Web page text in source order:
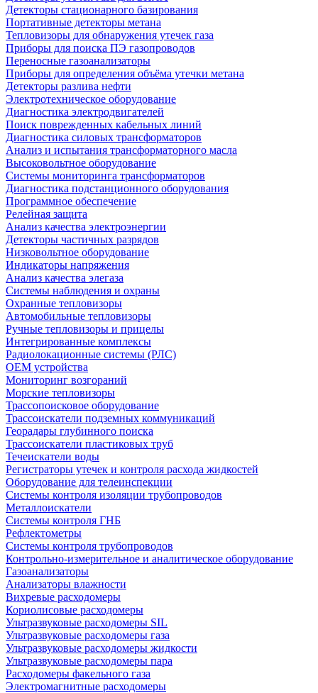
Детекторы стационарного базирования
Портативные детекторы метана
Тепловизоры для обнаружения утечек газа
Приборы для поиска ПЭ газопроводов
Переносные газоанализаторы
Приборы для определения объёма утечки метана
Детекторы разлива нефти
Электротехническое оборудование
Диагностика электродвигателей
Поиск поврежденных кабельных линий
Диагностика силовых трансформаторов
Анализ и испытания трансформаторного масла
Высоковольтное оборудование
Системы мониторинга трансформаторов
Диагностика подстанционного оборудования
Программное обеспечение
Релейная защита
Анализ качества электроэнергии
Детекторы частичных разрядов
Низковольтное оборудование
Индикаторы напряжения
Анализ качества элегаза
Системы наблюдения и охраны
Охранные тепловизоры
Автомобильные тепловизоры
Ручные тепловизоры и прицелы
Интегрированные комплексы
Радиолокационные системы (РЛС)
OEM устройства
Мониторинг возгораний
Морские тепловизоры
Трассопоисковое оборудование
Трассоискатели подземных коммуникаций
Георадары глубинного поиска
Трассоискатели пластиковых труб
Течеискатели воды
Регистраторы утечек и контроля расхода жидкостей
Оборудование для телеинспекции
Cистемы контроля изоляции трубопроводов
Металлоискатели
Системы контроля ГНБ
Рефлектометры
Системы контроля трубопроводов
Контрольно-измерительное и аналитическое оборудование
Газоанализаторы
Анализаторы влажности
Вихревые расходомеры
Кориолисовые расходомеры
Ультразвуковые расходомеры SIL
Ультразвуковые расходомеры газа
Ультразвуковые расходомеры жидкости
Ультразвуковые расходомеры пара
Расходомеры факельного газа
Электромагнитные расходомеры